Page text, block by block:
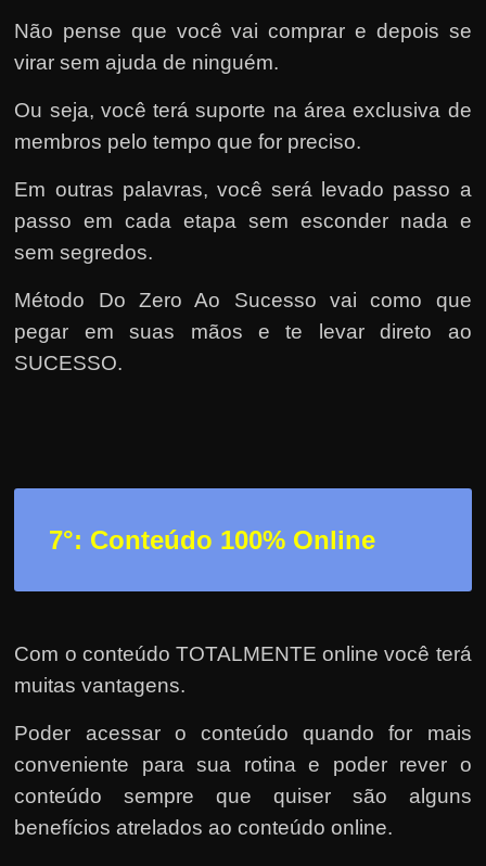
Não pense que você vai comprar e depois se
virar sem ajuda de ninguém.
Ou seja, você terá suporte na área exclusiva de
membros pelo tempo que for preciso.
Em outras palavras, você será levado passo a
passo em cada etapa sem esconder nada e
sem segredos.
Método Do Zero Ao Sucesso vai como que
pegar em suas mãos e te levar direto ao
SUCESSO.
7°: Conteúdo 100% Online
Com o conteúdo TOTALMENTE online você terá
muitas vantagens.
Poder acessar o conteúdo quando for mais
conveniente para sua rotina e poder rever o
conteúdo sempre que quiser são alguns
benefícios atrelados ao conteúdo online.